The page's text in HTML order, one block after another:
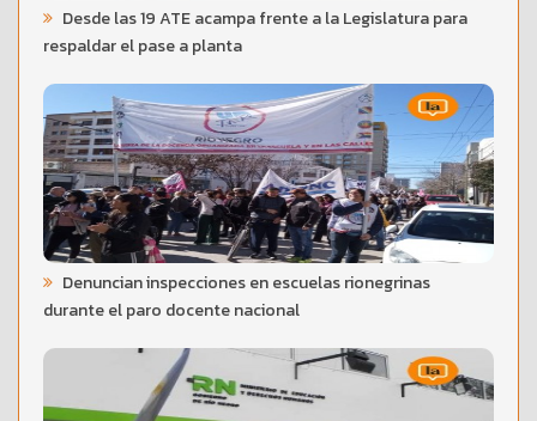
Desde las 19 ATE acampa frente a la Legislatura para
respaldar el pase a planta
Denuncian inspecciones en escuelas rionegrinas
durante el paro docente nacional